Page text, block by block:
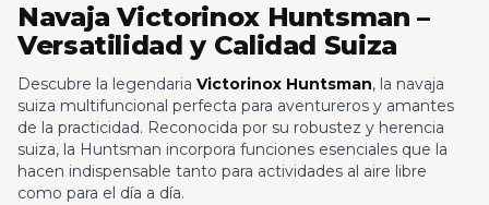
Navaja Victorinox Huntsman –
Versatilidad y Calidad Suiza
Descubre la legendaria Victorinox Huntsman, la navaja
suiza multifuncional perfecta para aventureros y amantes
de la practicidad. Reconocida por su robustez y herencia
suiza, la Huntsman incorpora funciones esenciales que la
hacen indispensable tanto para actividades al aire libre
como para el día a día.